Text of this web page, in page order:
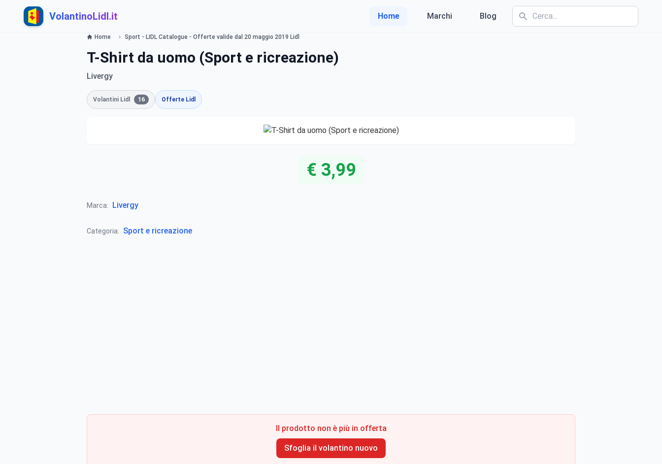
VolantinoLidl.it Home Marchi Blog
Home Sport - LIDL Catalogue - Offerte valide dal 20 maggio 2019 Lidl
T-Shirt da uomo (Sport e ricreazione)
Livergy
Volantini Lidl 16 Offerte Lidl
€ 3,99
Marca: Livergy
Categoria: Sport e ricreazione
Il prodotto non è più in offerta
Sfoglia il volantino nuovo